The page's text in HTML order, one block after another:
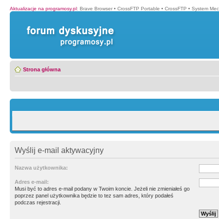
Aktualizacje na programosy.pl: Brave Browser • CrossFTP Portable • CrossFTP • System
Strona główna
Wyślij e-mail aktywacyjny
Nazwa użytkownika:
Adres e-mail:
Musi być to adres e-mail podany w Twoim koncie. Jeżeli nie zmieniałeś go
poprzez panel użytkownika będzie to tez sam adres, który podałeś
podczas rejestracji.